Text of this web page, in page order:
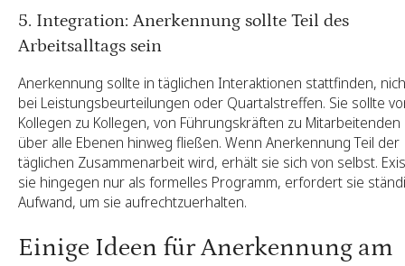
5. Integration: Anerkennung sollte Teil des
Arbeitsalltags sein
Anerkennung sollte in täglichen Interaktionen stattfinden,
bei Leistungsbeurteilungen oder Quartalstreffen. Sie sollte
Kollegen zu Kollegen, von Führungskräften zu
über alle Ebenen hinweg fließen. Wenn Anerkennung Teil der
täglichen Zusammenarbeit wird, erhält sie sich von selbst.
sie hingegen nur als formelles Programm, erfordert sie
Aufwand, um sie aufrechtzuerhalten.
Einige Ideen für Anerkennung am